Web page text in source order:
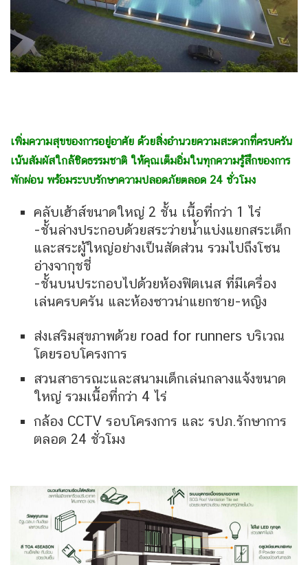
เพิ่มความสุขของการอยู่อาศัย ด้วยสิ่งอำนวยความสะดวกที่ครบครัน
เน้นสัมผัสใกล้ชิดธรรมชาติ ให้คุณเต็มอิ่มในทุกความรู้สึกของการ
พักผ่อน พร้อมระบบรักษาความปลอดภัยตลอด 24 ชั่วโมง
คลับเฮ้าส์ขนาดใหญ่ 2 ชั้น เนื้อที่กว่า 1 ไร่
-ชั้นล่างประกอบด้วยสระว่ายน้ำแบ่งแยกสระเด็ก
และสระผู้ใหญ่อย่างเป็นสัดส่วน รวมไปถึงโซน
อ่างจากุชชี่
-ชั้นบนประกอบไปด้วยห้องฟิตเนส ที่มีเครื่อง
เล่นครบครัน และห้องซาวน่าแยกชาย-หญิง
ส่งเสริมสุขภาพด้วย road for runners บริเวณ
โดยรอบโครงการ
สวนสาธารณะและสนามเด็กเล่นกลางแจ้งขนาด
ใหญ่ รวมเนื้อที่กว่า 4 ไร่
กล้อง CCTV รอบโครงการ และ รปภ.รักษาการ
ตลอด 24 ชั่วโมง